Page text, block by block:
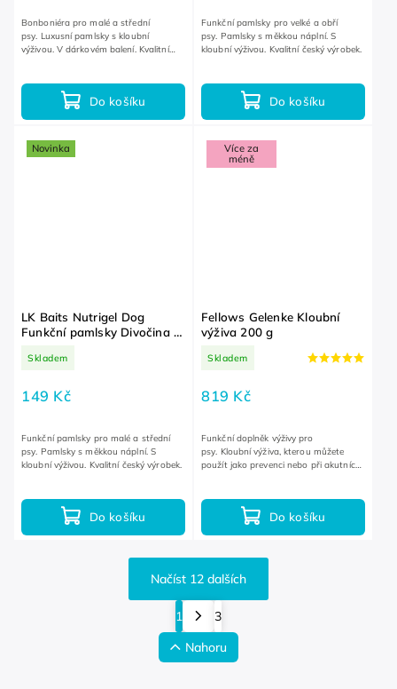
Do košíku
Bonboniéra pro malé a střední
psy. Luxusní pamlsky s kloubní
výživou. V dárkovém balení. Kvalitní
Do košíku
Funkční pamlsky pro velké a obří
psy. Pamlsky s měkkou náplní. S
kloubní výživou. Kvalitní český výrobek.
Novinka
LK Baits Nutrigel Dog
Funkční pamlsky Divočina s
S-M 150 g
Skladem
149 Kč
Do košíku
Funkční pamlsky pro malé a střední
psy. Pamlsky s měkkou náplní. S
kloubní výživou. Kvalitní český výrobek.
Více za
méně
Fellows Gelenke Kloubní
výživa 200 g
Skladem
819 Kč
Do košíku
Funkční doplněk výživy pro
psy. Kloubní výživa, kterou můžete
použít jako prevenci nebo při akutních
Načíst 12 dalších
1
3
Nahoru